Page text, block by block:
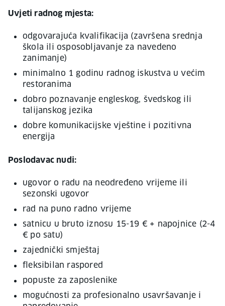
Uvjeti radnog mjesta:
odgovarajuća kvalifikacija (završena srednja
škola ili osposobljavanje za navedeno
zanimanje)
minimalno 1 godinu radnog iskustva u većim
restoranima
dobro poznavanje engleskog, švedskog ili
talijanskog jezika
dobre komunikacijske vještine i pozitivna
energija
Poslodavac nudi:
ugovor o radu na neodređeno vrijeme ili
sezonski ugovor
rad na puno radno vrijeme
satnicu u bruto iznosu 15-19 € + napojnice (2-4
€ po satu)
zajednički smještaj
fleksibilan raspored
popuste za zaposlenike
mogućnosti za profesionalno usavršavanje i